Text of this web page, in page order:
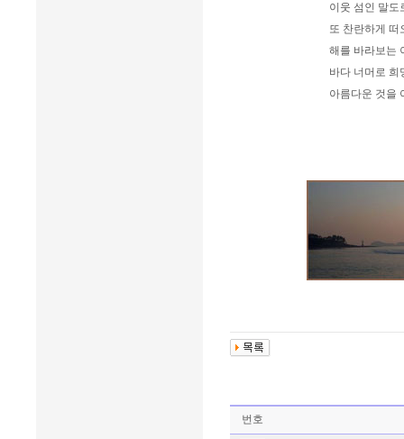
이웃 섬인 말도
또 찬란하게 떠
해를 바라보는
바다 너머로 희
아름다운 것을
번호